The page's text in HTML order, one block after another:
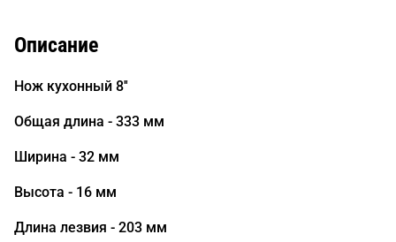
Описание
Нож кухонный 8''
Общая длина - 333 мм
Ширина - 32 мм
Высота - 16 мм
Длина лезвия - 203 мм